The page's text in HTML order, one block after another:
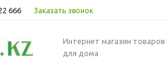
666 Заказать звонок
Интернет магазин товаров
для дома